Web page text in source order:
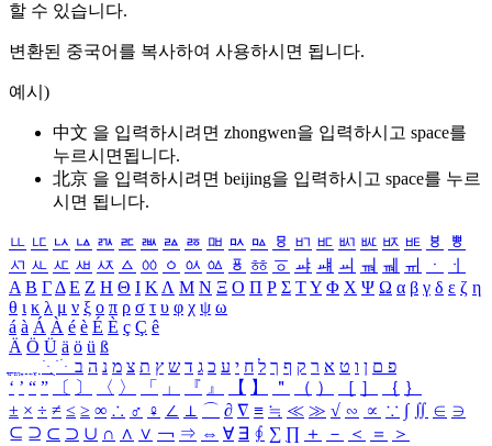
할 수 있습니다.
변환된 중국어를 복사하여 사용하시면 됩니다.
예시)
中文 을 입력하시려면 zhongwen을 입력하시고 space를
누르시면됩니다.
北京 을 입력하시려면 beijing을 입력하시고 space를 누르
시면 됩니다.
ㅥ ㅦ ㅧ ㅨ ㅩ ㅪ ㅫ ㅬ ㅭ ㅮ ㅯ ㅰ ㅱ ㅲ ㅳ ㅴ ㅵ ㅶ ㅷ ㅸ
ㅹ
ㅺ ㅻ ㅼ ㅽ ㅾ ㅿ ㆀ ㆁ ㆂ ㆃ ㆄ ㆅ ㆆ ㆇ ㆈ ㆉ ㆊ ㆋ ㆌ ㆍ
ㆎ
Α Β ΓΔ Ε Ζ Η Θ Ι ΚΛ Μ Ν Ξ Ο Π Ρ Σ ΤΥ Φ Χ Ψ Ω α β γ δ ε ζ η
θ ι κ λ μ ν ξ ο π ρ σ τ υ φ χ ψ ω
á à Á À é è É È ç Ç ê
Ä Ö Ü ä ö ü ß
ִֶֹ ֻּ ׁׂ פ ם ן ו ט א ר ק ף ך ל ח י ע כ ג ד ש ץ ת צ מ נ ה ב
‘ ’ “ ” 〔 〕 〈 〉 「 」 『 』 【 】 ＂ （ ） ［ ］ ｛ ｝
± × ÷ ≠ ≤ ≥ ∞ ∴ ♂ ♀ ∠ ⊥ ⌒ ∂ ∇ ≡ ≒ ≪ ≫ √ ∽ ∝ ∵ ∫ ∬ ∈ ∋
⊆ ⊇ ⊂ ⊃ ∪ ∩ ∧ ∨ ￢ ⇒ ⇔ ∀ ∃ ∮ ∑ ∏ ＋ － ＜ ＝
＞